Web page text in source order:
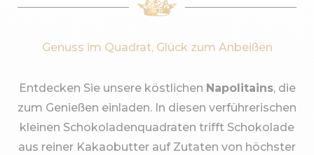
Genuss im Quadrat, Glück zum Anbeißen
Entdecken Sie unsere köstlichen Napolitains, die
zum Genießen einladen. In diesen verführerischen
kleinen Schokoladenquadraten trifft Schokolade
aus reiner Kakaobutter auf Zutaten von höchster